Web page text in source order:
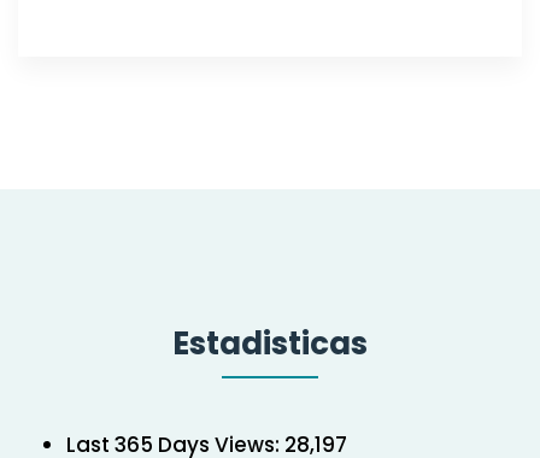
Estadisticas
Last 365 Days Views: 28,197